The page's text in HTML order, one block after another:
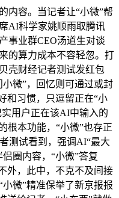
容。当记者让“小微”帮
AI科学家姚顺雨取腾讯
事业群CEO汤道生对谈
的算力成本不容轻忽。打
壳财经记者测试发红包
微”，回忆则可通过或封
和习惯，只逗留正在“小
用户正在该AI中输入的
根本功能，“小微”也存正
测试看到，强调AI“最大
圈内容，“小微”答复
外，此中，不克不及间接
微”精准保举了新京报报